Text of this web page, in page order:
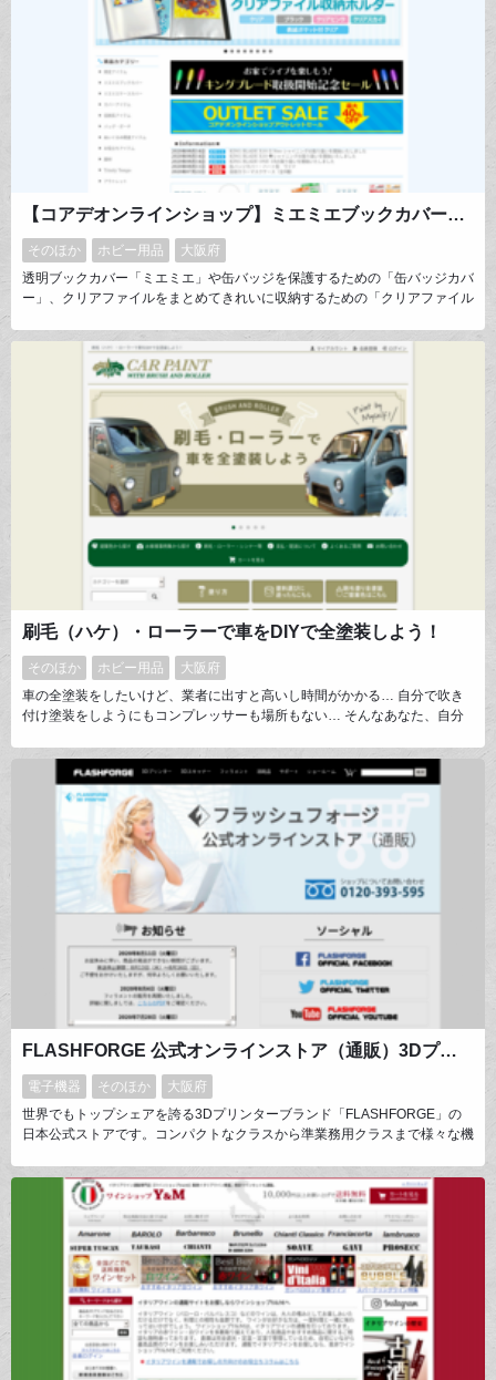
【コアデオンラインショップ】ミエミエブックカバー・缶バッジカバー・クリアファイル収納ホルダー
そのほか ホビー用品
大阪府
透明ブックカバー「ミエミエ」や缶バッジを保護するための「缶バッジカバ
ー」、クリアファイルをまとめてきれいに収納するための「クリアファイル
画・販売しています。他にも、ぬいぐるみの撮影に便利なアイテムやコレク
ションを飾るためのアイテム、ライブ・コンサート時に便利なポーチなど、
幅広い商品を展開しています。
刷毛（ハケ）・ローラーで車をDIYで全塗装しよう！
そのほか ホビー用品
大阪府
車の全塗装をしたいけど、業者に出すと高いし時間がかかる… 自分で吹き
付け塗装をしようにもコンプレッサーも場所もない… そんなあなた、自分
い夢のご提案！お客様からご投稿された塗装事例満載！初めての方でも安心
してチャレンジできる詳しいコンテンツ満載！のワクワクするような車用塗
料のショップです。
FLASHFORGE 公式オンラインストア（通販）3Dプリンター、フィラメント、消耗品、部品、業務用＆家庭用
電子機器 そのほか
大阪府
世界でもトップシェアを誇る3Dプリンターブランド「FLASHFORGE」の
日本公式ストアです。コンパクトなクラスから準業務用クラスまで様々な機
多く取り揃えております。その中にはパステルカラー・ミリタリーテイス
ト・クリアカラーがあり、作りたいもののイメージにあった材料が見つかる
はずです。楽しいものつづくりを始めましょう！